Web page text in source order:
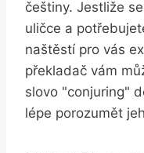
češtiny. Jestliže
uličce a
naštěstí pro vás
překladač vám
slovo "conjuring"
lépe porozumět